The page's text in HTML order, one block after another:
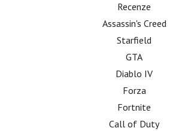
Recenze
Assassin's Creed
Starfield
GTA
Diablo IV
Forza
Fortnite
Call of Duty